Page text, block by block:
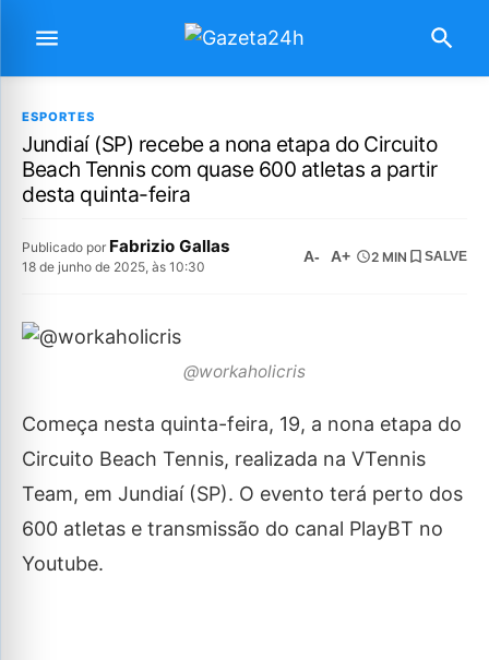
ESPORTES
Jundiaí (SP) recebe a nona etapa do Circuito
Beach Tennis com quase 600 atletas a partir
desta quinta-feira
Publicado por Fabrizio Gallas
18 de junho de 2025, às 10:30
A- A+ 2 MIN SALVE
@workaholicris
Começa nesta quinta-feira, 19, a nona etapa do
Circuito Beach Tennis, realizada na VTennis
Team, em Jundiaí (SP). O evento terá perto dos
600 atletas e transmissão do canal PlayBT no
Youtube.